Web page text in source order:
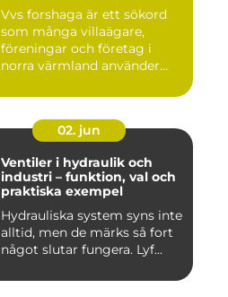
Vvs forshaga är ett sökord
som många villaägare,
föreningar och företag i
norra värmland använder
02. jun
Ventiler i hydraulik och
industri – funktion, val och
praktiska exempel
Hydrauliska system syns inte
alltid, men de märks så fort
något slutar fungera. Lyf...